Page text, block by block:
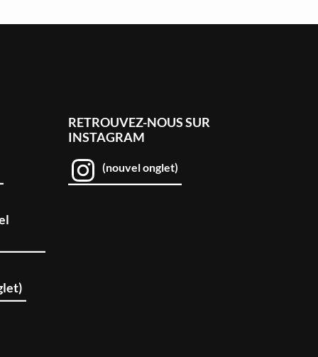
RETROUVEZ-NOUS SUR
INSTAGRAM
(nouvel onglet)